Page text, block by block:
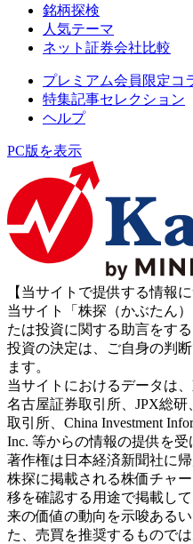
銘柄探検
人気テーマ
ネット証券会社比較
プレミアム会員限定コ
特集記事セレクション
ヘルプ
PC版を表示
【当サイトで提供する情報に
当サイト「株探（かぶたん
たは投資に関する助言をす
投資の決定は、ご自身の判
ます。
当サイトにおけるデータは
名古屋証券取引所、JPX総
取引所、China Investment
Inc. 等からの情報の提供を
著作権は日本経済新聞社に帰
株探に掲載される株価チャ
移を確認する用途で掲載し
来の価値の動向を示唆ある
た、売買を推奨するものでは